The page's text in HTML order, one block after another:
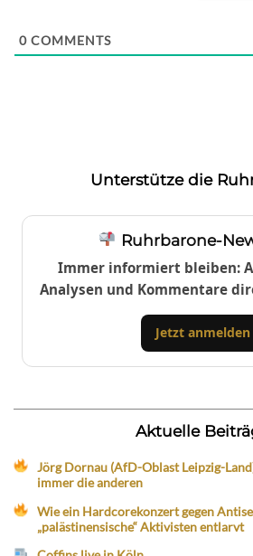
0 COMMENTS
Unterstütze die
Ruhrbarone-
Immer informiert bleiben:
Analysen und Kommentare
Jetzt anmelden
Aktuelle
Jörg Dornau (AfD-Oblast Leipzig-
immer die anderen
Wie ein Hardcorekonzert gegen
„palästinensische“ Aktivisten entlarvt